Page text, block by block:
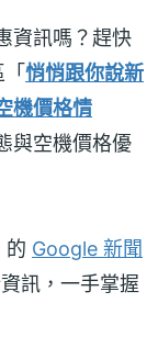
資訊嗎？趕快
悄悄跟你說新
機價格情
與空機價格優
的 Google 新聞
訊，一手掌握